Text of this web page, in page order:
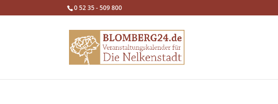
0 52 35 - 509 800